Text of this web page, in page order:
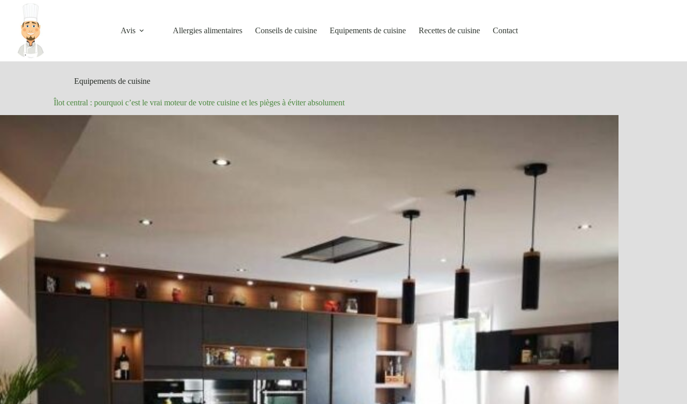
contenu
Avis
Allergies alimentaires Conseils de cuisine Equipements de cuisine Recettes de cuisine Contact
Equipements de cuisine
Îlot central : pourquoi c’est le vrai moteur de votre cuisine et les pièges à éviter absolument